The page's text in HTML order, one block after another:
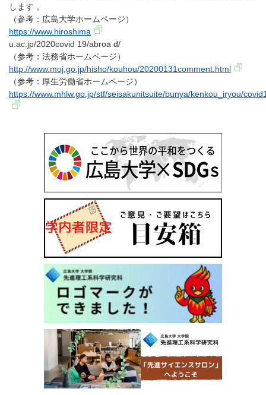
します 。
（参考：広島大学ホームページ）
https://www.hiroshima
u.ac.jp/2020covid 19/abroa d/
（参考：法務省ホームページ）
http://www.moj.go.jp/hisho/kouhou/20200131comment.html
（参考：厚生労働省ホームページ）
https://www.mhlw.go.jp/stf/seisakunitsuite/bunya/kenkou_iryou/